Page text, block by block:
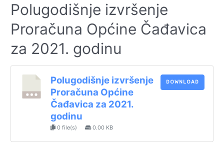
Polugodišnje izvršenje
Proračuna Općine Čađavica
za 2021. godinu
Polugodišnje izvršenje
Proračuna Općine
Čađavica za 2021.
godinu
0 file(s) 0.00 KB
DOWNLOAD